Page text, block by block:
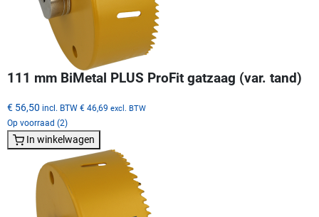
111 mm BiMetal PLUS ProFit gatzaag (var. tand)
€ 56,50 incl. BTW € 46,69 excl. BTW
Op voorraad (2)
In winkelwagen